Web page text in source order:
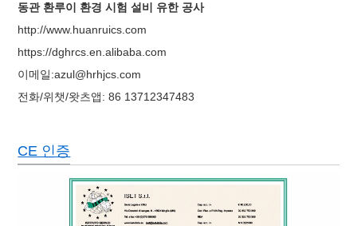
동관 환루이 환경 시험 설비 유한 공사
http://www.huanruics.com
https://dghrcs.en.alibaba.com
이메일:azul@hrhjcs.com
전화/위챗/왓츠앱: 86 13712347483
CE 인증